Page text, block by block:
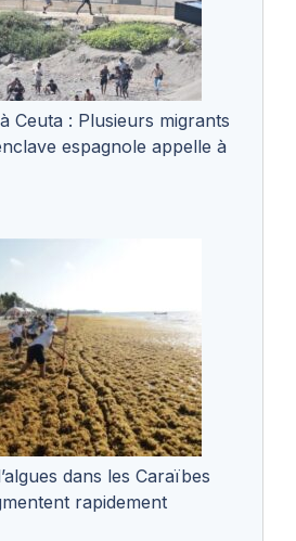
Ceuta : Plusieurs migrants
espagnole appelle à
dans les Caraïbes
rapidement